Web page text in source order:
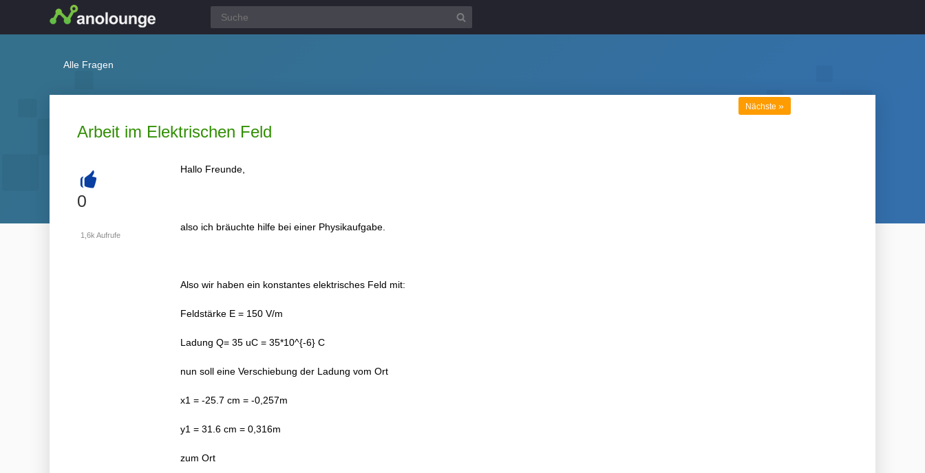
Alle Fragen
Arbeit im Elektrischen Feld
Nächste »
+
0
1,6k Aufrufe
Hallo Freunde,
also ich bräuchte hilfe bei einer Physikaufgabe.
Also wir haben ein konstantes elektrisches Feld mit:
Feldstärke E = 150 V/m
Ladung Q= 35 uC = 35*10^{-6} C
nun soll eine Verschiebung der Ladung vom Ort
x1 = -25.7 cm = -0,257m
y1 = 31.6 cm = 0,316m
zum Ort